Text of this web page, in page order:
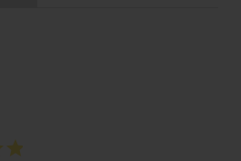
star